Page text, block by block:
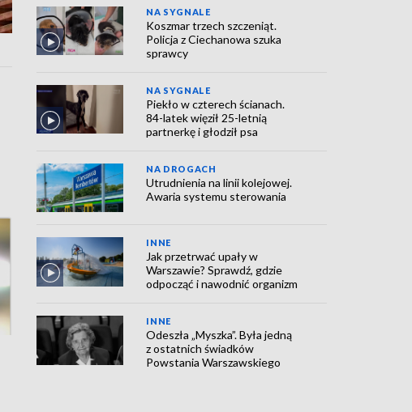
NA SYGNALE
Koszmar trzech szczeniąt.
Policja z Ciechanowa szuka
sprawcy
NA SYGNALE
Piekło w czterech ścianach.
84-latek więził 25-letnią
partnerkę i głodził psa
NA DROGACH
Utrudnienia na linii kolejowej.
Awaria systemu sterowania
INNE
Jak przetrwać upały w
Warszawie? Sprawdź, gdzie
odpocząć i nawodnić organizm
INNE
Odeszła „Myszka”. Była jedną
z ostatnich świadków
Powstania Warszawskiego